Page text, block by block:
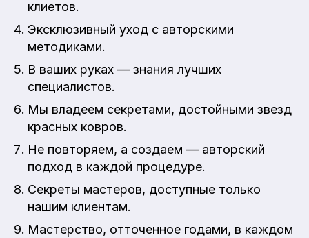
клиетов.
Эксклюзивный уход с авторскими
методиками.
В ваших руках — знания лучших
специалистов.
Мы владеем секретами, достойными звезд
красных ковров.
Не повторяем, а создаем — авторский
подход в каждой процедуре.
Секреты мастеров, доступные только
нашим клиентам.
Мастерство, отточенное годами, в каждом